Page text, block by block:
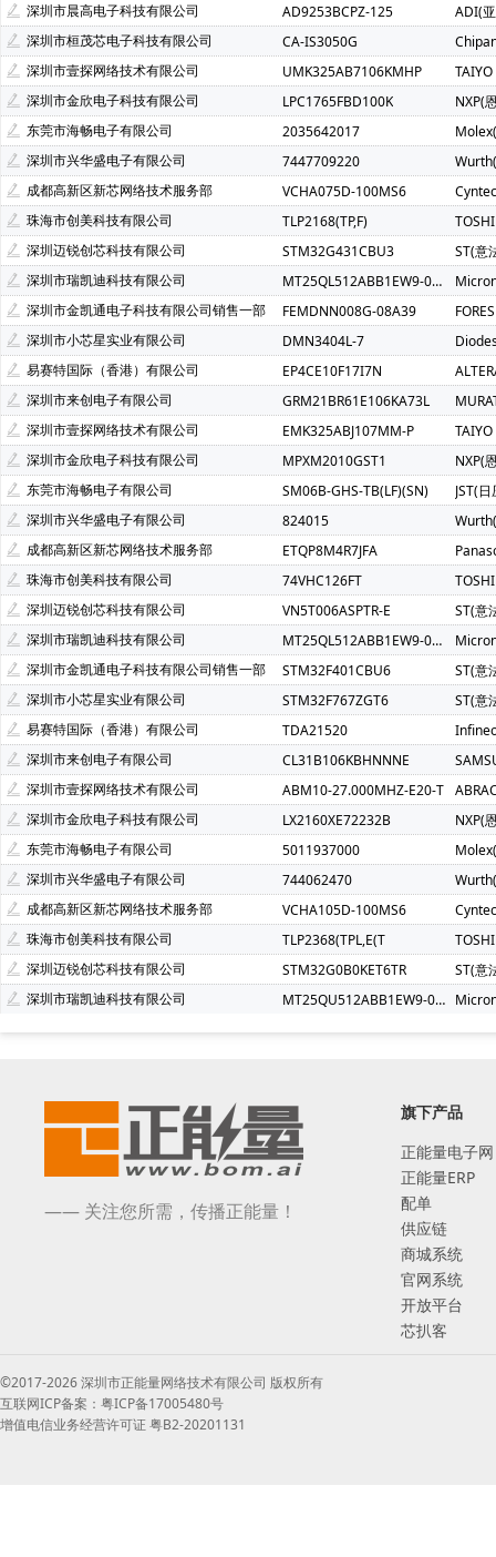
SAMSUNG(三星)(7)
BERYL(绿宝石)(7)
GD(兆易创新)(7)
TDK-Lambda(5)
YXC(扬兴晶振)(5)
STE(松田)(5)
AVX(京瓷)(3)
Wayon(上海维安)(3)
Maxlinear(迈凌)(3)
SMC(桑德斯)(3)
HK(航顺)(3)
Chinamobile(中移物联网
Dialog Semiconductor GmbH(2)
ECS Inc(2)
fangtek(
MPS(美国芯源)(2)
MCC(美微科)(2)
Nvidia(英伟达)(2)
Nexperia(安世)(2)
RUIMENG(瑞盟)(2)
Firstohm(台湾
SCT(芯洲科技)(2)
AzureWave(海华)(1)
ALPS(阿尔卑斯
Bourns(伯恩斯)(1)
COSMO(冠西)(1)
Chilisin(奇力新)(1)
FM(复旦微)(1)
FTDI(飞特帝亚)(1)
Freescale(飞思卡尔
MSTAR(晨星)(1)
Natlinear(南麟)(1)
PUI Audio(1)
AMP NETCONNECT(1)
Power Dynamics Inc(1)
无锡紫光微(1)
Nsiway(纳芯威)(1)
xysemi(赛芯微)(1)
BRIGHTEK(弘凯光电)(1)
Magn Tek(麦歌恩)(1)
TMI(拓
BUSSMANN(巴斯曼)(1)
深圳市晨高电子科技有限公司
AD9253BCPZ-125
ADI(
深圳市桓茂芯电子科技有限公司
CA-IS3050G
深圳市壹探网络技术有限公司
UMK325AB7106KMHP
深圳市金欣电子科技有限公司
LPC1765FBD100K
NXP(
东莞市海畅电子有限公司
2035642017
深圳市兴华盛电子有限公司
7447709220
成都高新区新芯网络技术服务部
VCHA075D-100MS6
珠海市创美科技有限公司
TLP2168(TP,F)
深圳迈锐创芯科技有限公司
STM32G431CBU3
ST(意
深圳市瑞凯迪科技有限公司
MT25QL512ABB1EW9-0SIT
深圳市金凯通电子科技有限公司销售一部
FEMDNN008G-08A39
深圳市小芯星实业有限公司
DMN3404L-7
易赛特国际（香港）有限公司
EP4CE10F17I7N
深圳市来创电子有限公司
GRM21BR61E106KA73L
深圳市壹探网络技术有限公司
EMK325ABJ107MM-P
深圳市金欣电子科技有限公司
MPXM2010GST1
NXP(
东莞市海畅电子有限公司
SM06B-GHS-TB(LF)(SN)
JST(
深圳市兴华盛电子有限公司
824015
成都高新区新芯网络技术服务部
ETQP8M4R7JFA
珠海市创美科技有限公司
74VHC126FT
深圳迈锐创芯科技有限公司
VN5T006ASPTR-E
ST(意
深圳市瑞凯迪科技有限公司
MT25QL512ABB1EW9-0SIT
深圳市金凯通电子科技有限公司销售一部
STM32F401CBU6
ST(意
深圳市小芯星实业有限公司
STM32F767ZGT6
ST(意
易赛特国际（香港）有限公司
TDA21520
深圳市来创电子有限公司
CL31B106KBHNNNE
深圳市壹探网络技术有限公司
ABM10-27.000MHZ-E20-T
深圳市金欣电子科技有限公司
LX2160XE72232B
NXP(
东莞市海畅电子有限公司
5011937000
深圳市兴华盛电子有限公司
744062470
成都高新区新芯网络技术服务部
VCHA105D-100MS6
珠海市创美科技有限公司
TLP2368(TPL,E(T
深圳迈锐创芯科技有限公司
STM32G0B0KET6TR
ST(意
深圳市瑞凯迪科技有限公司
MT25QU512ABB1EW9-0SIT
—— 关注您所需，传播正能量！
旗下产品
正能量电子网
正能量ERP
配单
供应链
商城系统
官网系统
开放平台
芯扒客
©2017-2026 深圳市正能量网络技术有限公司 版权所有
互联网ICP备案：粤ICP备17005480号
增值电信业务经营许可证 粤B2-20201131